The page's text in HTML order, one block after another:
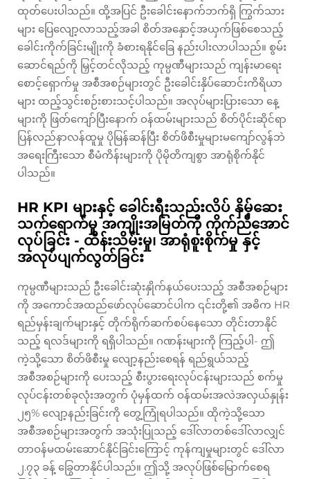
ထုတ်ပေးပါသည်။ ထို့အပြင် ဦးခေါင်းနောက်ဘက်ရှိ ကြွက်သား
များ ပြေလျော့လာသည့်အခါ စိတ်အနှောင့်အယှက်ဖြစ်စေသည့်
ခေါင်းကိုက်ခြင်းမျိုးကို ခံစားရနိုင်ခြေ နည်းပါးလာပါသည်။ စွမ်း
ဆောင်ရည်ကို မြှင့်တင်လိုသည့် ကုမ္ပဏီများသည် ကျန်းမာရေး
စောင့်ရှောက်မှု အစီအစဉ်များတွင် ဦးခေါင်းနှိပ်ဆောင်းကိရိယာ
များ ထည့်သွင်းစဉ်းစားသင့်ပါသည်။ အလုပ်များပြားသော နေ့
များကို ဖြတ်ကျော်ပြီးနောက် ဝန်ထမ်းများသည် စိတ်ပိုင်းဆိုင်ရာ
ပြန်လည်နာလန်ထူမှု ပိုမြန်ဆန်ပြီး စိတ်ဖိစီးမှုများမကျော်လွန်ဘဲ
အရေးကြီးသော စီမံကိန်းများကို ပိုမိုတိကျစွာ အာရုံစိုက်နိုင်
ပါသည်။
HR KPI များနှင့် ခေါင်းရီးသည်းလိပ် နှိမ့်ဆေး
သက်ရောက်မှု အကျိုးအမြတ်ကို ကိုက်ညီအောင်
လုပ်ခြင်း - ထိန်းသိမ်းမှု၊ အာရုံစူးစိုက်မှု နှင့်
အလုပ်ပျက်လွတ်ခြင်း
ကုမ္ပဏီများသည် ဦးခေါင်းဆုံးနှိုက်နယ်ပေးသည့် အစီအစဉ်များ
ကို အကောင်အထည်ဖော်လုပ်ဆောင်ပါက ၎င်းတို့၏ အဓိက HR
ရည်မှန်းချက်များနှင့် တိုက်ရိုက်ဆက်စပ်နေသော တိုင်းတာနိုင်
သည့် ရလဒ်များကို ရရှိပါသည်။ ဂဏန်းများကို ကြည့်ပါ- ဤ
ကဲ့သို့သော စိတ်ဖိစီးမှု လျော့နည်းစေရန် ရည်ရွယ်သည့်
အစီအစဉ်များကို ပေးသည့် စီးပွားရေးလုပ်ငန်းများသည် စက်မှု
လုပ်ငန်းတစ်ခုလုံးအတွက် ပုံမှန်ထက် ဝန်ထမ်းအလဲအလှယ်နှုန်း
၂၅% လျော့နည်းခြင်းကို တွေ့ကြုံရပါသည်။ ထိုကဲ့သို့သော
အစီအစဉ်များအတွက် အသုံးပြုသည့် ဒေါ်လာတစ်ဒေါ်လာလျှင်
တာဝန်မထမ်းဆောင်နိုင်ခြင်းကြောင့် ကုန်ကျမှုများတွင် ဒေါ်လာ
၂.၇၃ ခန့် ခြွေတာနိုင်ပါသည်။ ဤသို့ အလုပ်ဖြစ်မြောက်စေရ